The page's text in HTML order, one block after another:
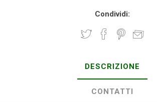
Condividi:
DESCRIZIONE
CONTATTI